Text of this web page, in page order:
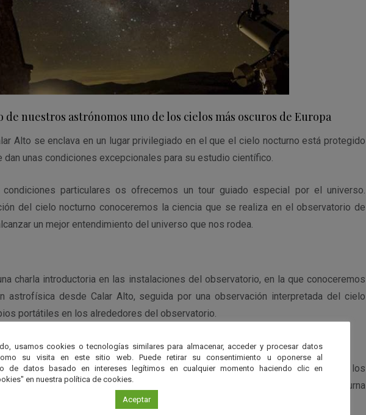
de nuestros astrónomos uno de los cielos más oscuros de Europa
Alto se enclava en un lugar privilegiado en el que el cielo nocturno está protegido
dan unas condiciones excepcionales para su estudio científico.
condiciones particulares os ofrecemos un tour guiado especial por el universo.
del cielo nocturno conoceremos la ciencia que se realiza en el observatorio de
un mejor entendimiento del universo que nos rodea.
charla introductoria en las instalaciones del observatorio, en la que conoceremos
astrofísica desde Calar Alto, seguida por una observación interpretada del cielo
portátiles en los alrededores del observatorio.
no se visitan las instalaciones, por coincidir con la operación científica de los
desea visitar uno de los telescopios profesionales se debe acudir a la visita diurna
usamos cookies o tecnologías similares para almacenar, acceder y procesar datos
su visita en este sitio web. Puede retirar su consentimiento u oponerse al
de datos basado en intereses legítimos en cualquier momento haciendo clic en
en nuestra política de cookies.
Aceptar